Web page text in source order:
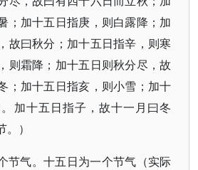
；加十五日指庚，则白露降；加
故曰秋分；加十五日指辛，则寒
则霜降；加十五日则秋分尽，故
；加十五日指亥，则小雪；加十
加十五日指子，故十一月曰冬
）
节气。十五日为一个节气（实际